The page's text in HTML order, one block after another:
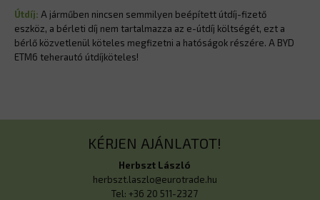
Útdíj: A járműben nincsen semmilyen beépített útdíj-fizető
eszköz, a bérleti díj nem tartalmazza az e-útdíj költségét, ezt a
bérlő közvetlenül köteles megfizetni a hatóságok részére. A BYD
ETM6 teherautó útdíjköteles!
KÉRJEN AJÁNLATOT!
Herbszt László
herbszt.laszlo@eurotrade.hu
Tel: +36 20 511-2327